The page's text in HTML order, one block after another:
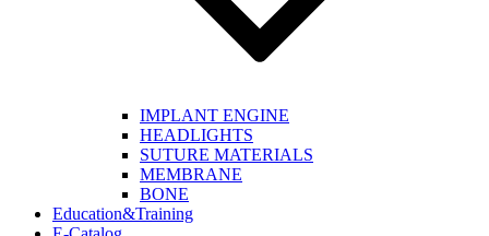
IMPLANT ENGINE
HEADLIGHTS
SUTURE MATERIALS
MEMBRANE
BONE
Education&Training